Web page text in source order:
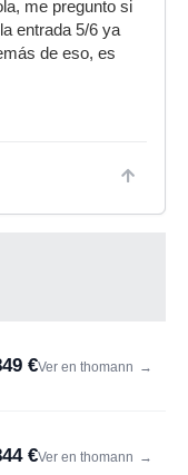
me pregunto si
entrada 5/6 ya
de eso, es
€Ver en thomann →
€Ver en thomann →